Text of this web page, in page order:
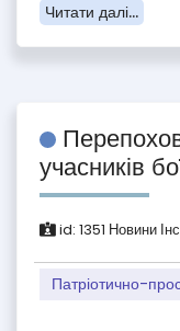
Читати далі...
учасників
id: 1351 Новини
Патріотично-